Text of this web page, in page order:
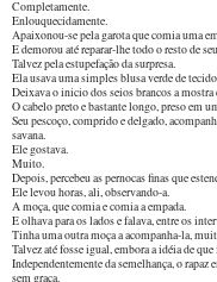
Completamente.
Enlouquecidamente.
Apaixonou-se pela garota que comia uma
E demorou até reparar-lhe todo o resto de
Talvez pela estupefação da surpresa.
Ela usava uma simples blusa verde de
Deixava o inicio dos seios brancos a
O cabelo preto e bastante longo, preso em
Seu pescoço, comprido e delgado,
savana.
Ele gostava.
Muito.
Depois, percebeu as pernocas finas que
Ele levou horas, ali, observando-a.
A moça, que comia e comia a empada.
E olhava para os lados e falava, entre os
Tinha uma outra moça a acompanha-la,
Talvez até fosse igual, embora a idéia de
Independentemente da semelhança, o
sem graça.